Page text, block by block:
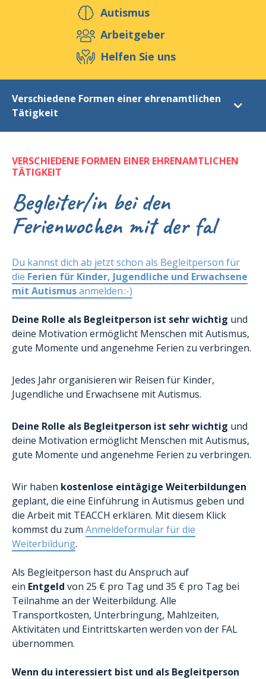
Helfen Sie uns
Veranstaltungen Publikationen
Media Ressourcen & Werkzeuge
Autismus
Arbeitgeber
Helfen Sie uns
Verschiedene Formen einer ehrenamtlichen
Tätigkeit
Ehrenamtliche Helfer
Verschiedene Formen einer ehrenamtlichen Tätigkeit
Charta des Ehrenamtes
Unsere aktuellen Projekte
Formular Ehrenamt
VERSCHIEDENE FORMEN EINER EHRENAMTLICHEN
TÄTIGKEIT
Begleiter/in bei den
Ferienwochen mit der fal
Du kannst dich ab jetzt schon als Begleitperson für
die Ferien für Kinder, Jugendliche und Erwachsene
mit Autismusanmelden :-)
Deine Rolle als Begleitperson ist sehr wichtig und
deine Motivation ermöglicht Menschen mit Autismus,
gute Momente und angenehme Ferien zu verbringen.
Jedes Jahr organisieren wir Reisen für Kinder,
Jugendliche und Erwachsene mit Autismus.
Deine Rolle als Begleitperson ist sehr wichtig und
deine Motivation ermöglicht Menschen mit Autismus,
gute Momente und angenehme Ferien zu verbringen.
Wir haben kostenlose eintägige Weiterbildungen
geplant, die eine Einführung in Autismus geben und
die Arbeit mit TEACCH erklären. Mit diesem Klick
kommst du zum Anmeldeformular für die
Weiterbildung.
Als Begleitperson hast du Anspruch auf
ein Entgeld von 25 € pro Tag und 35 € pro Tag bei
Teilnahme an der Weiterbildung. Alle
Transportkosten, Unterbringung, Mahlzeiten,
Aktivitäten und Eintrittskarten werden von der FAL
übernommen.
Wenn du interessiert bist und als Begleitperson